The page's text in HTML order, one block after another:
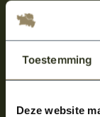
Toestemming
Deze website
Meld je aan
over onze
Aanmelden voor